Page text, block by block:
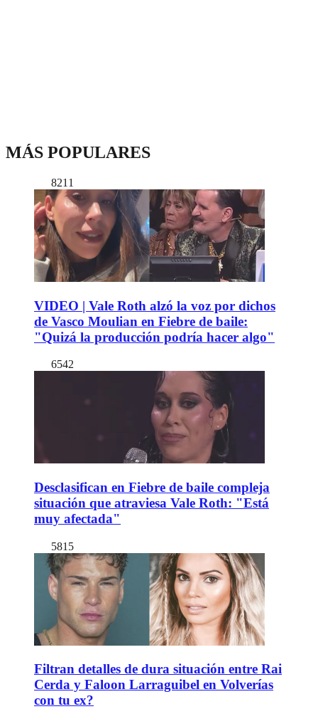
MÁS POPULARES
8211
VIDEO | Vale Roth alzó la voz por dichos
de Vasco Moulian en Fiebre de baile:
"Quizá la producción podría hacer algo"
6542
Desclasifican en Fiebre de baile compleja
situación que atraviesa Vale Roth: "Está
muy afectada"
5815
Filtran detalles de dura situación entre Rai
Cerda y Faloon Larraguibel en Volverías
con tu ex?